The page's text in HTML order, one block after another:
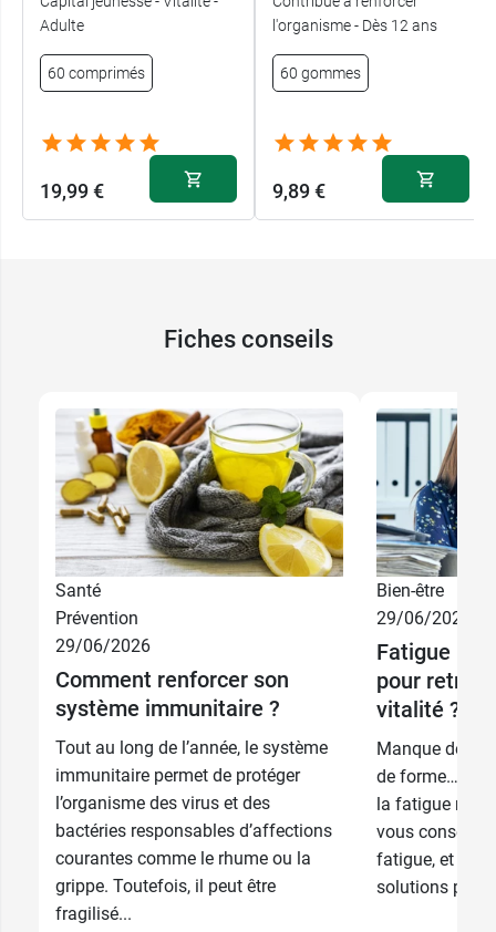
Adulte
60 comprimés
19,99 €
l'organisme - Dès 12 ans
60 gommes
9,89 €
Fiches conseils
Santé
Prévention
29/06/2026
Comment renforcer son
système immunitaire ?
Tout au long de l’année, le système
immunitaire permet de protéger
l’organisme des virus et des
bactéries responsables d’affections
courantes comme le rhume ou la
grippe. Toutefois, il peut être
fragilisé...
Bien-être
29/06/2026
Fatigue :
pour
vitalité ?
Manque de
de forme… Un
la fatigue
vous conseille
fatigue, et
solutions pour